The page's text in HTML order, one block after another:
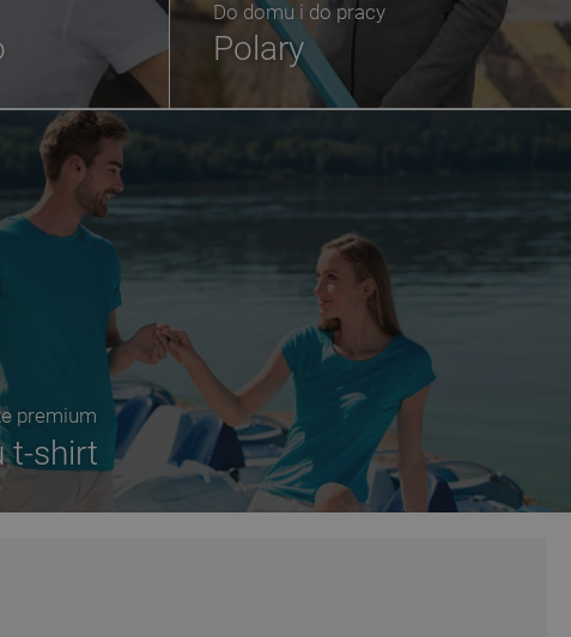
Do domu i do pracy
Polary
premium
t-shirt